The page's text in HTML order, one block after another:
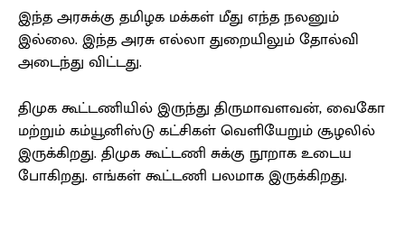
இந்த அரசுக்கு தமிழக மக்கள் மீது எந்த நலனும்
இல்லை. இந்த அரசு எல்லா துறையிலும் தோல்வி
அடைந்து விட்டது.
திமுக கூட்டணியில் இருந்து திருமாவளவன், வைகோ
மற்றும் கம்யூனிஸ்டு கட்சிகள் வெளியேறும் சூழலில்
இருக்கிறது. திமுக கூட்டணி சுக்கு நூறாக உடைய
போகிறது. எங்கள் கூட்டணி பலமாக இருக்கிறது.